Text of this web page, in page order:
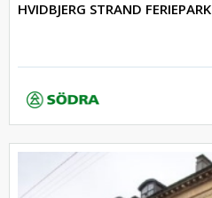
HVIDBJERG STRAND FERIEPARK